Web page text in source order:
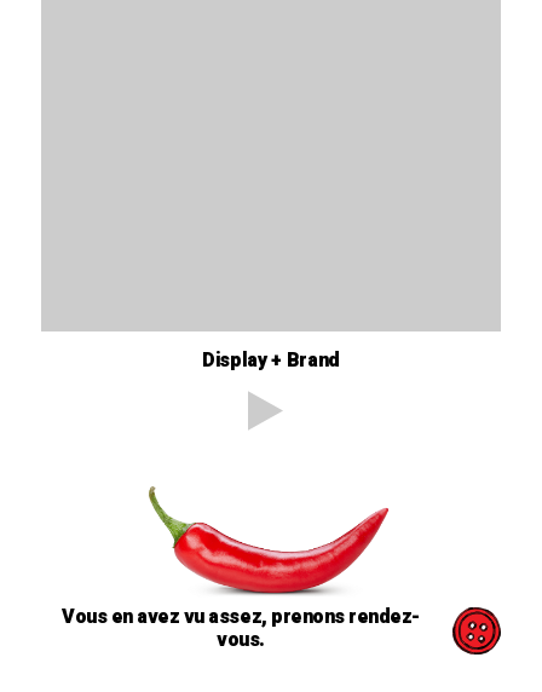
Display + Brand
Vous en avez vu assez, prenons rendez-
vous.